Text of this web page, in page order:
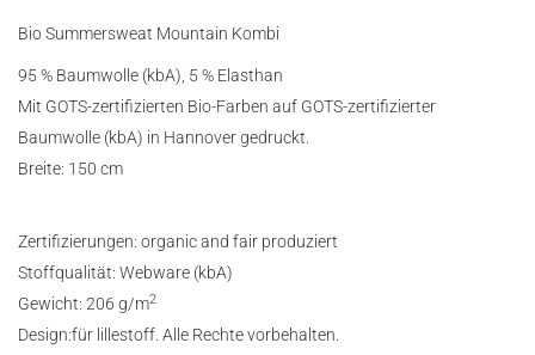
Bio Summersweat Mountain Kombi
95 % Baumwolle (kbA), 5 % Elasthan
Mit GOTS-zertifizierten Bio-Farben auf GOTS-zertifizierter
Baumwolle (kbA) in Hannover gedruckt.
Breite: 150 cm
Zertifizierungen: organic and fair produziert
Stoffqualität: Webware (kbA)
Gewicht: 206 g/m2
Design:für lillestoff. Alle Rechte vorbehalten.